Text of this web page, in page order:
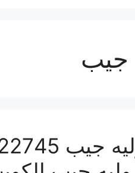
جيب
كراج ميكانيكي سيارة